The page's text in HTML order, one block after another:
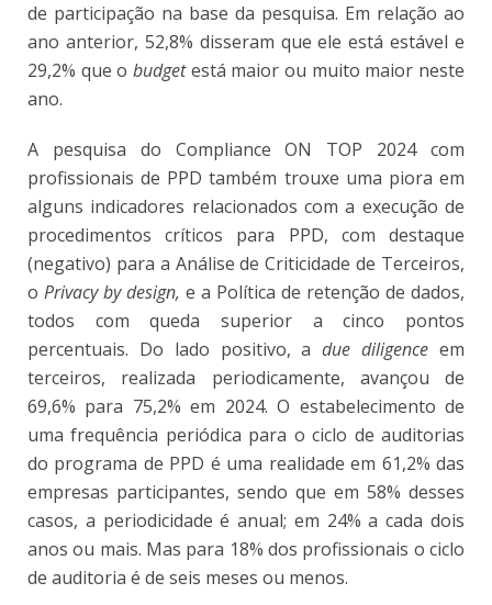
de participação na base da pesquisa. Em relação ao
ano anterior, 52,8% disseram que ele está estável e
29,2% que o budgetestá maior ou muito maior neste
ano.
A pesquisa do Compliance ON TOP 2024 com
profissionais de PPD também trouxe uma piora em
alguns indicadores relacionados com a execução de
procedimentos críticos para PPD, com destaque
(negativo) para a Análise de Criticidade de Terceiros,
o Privacy by design, e a Política de retenção de dados,
todos com queda superior a cinco pontos
percentuais. Do lado positivo, adue diligence em
terceiros, realizada periodicamente, avançou de
69,6% para 75,2% em 2024. O estabelecimento de
uma frequência periódica para o ciclo de auditorias
do programa de PPD é uma realidade em 61,2% das
empresas participantes, sendo que em 58% desses
casos, a periodicidade é anual; em 24% a cada dois
anos ou mais. Mas para 18% dos profissionais o ciclo
de auditoria é de seis meses ou menos.